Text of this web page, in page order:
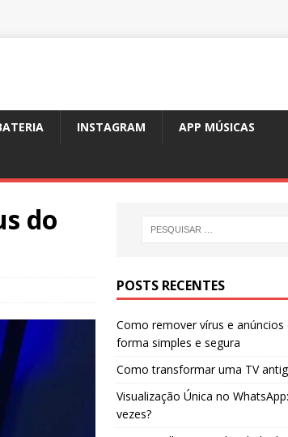
INSTAGRAM APP MÚSICAS
do
POSTS RECENTES
Como remover vírus e anúncios
forma simples e segura
Como transformar uma TV
Visualização Única no
vezes?